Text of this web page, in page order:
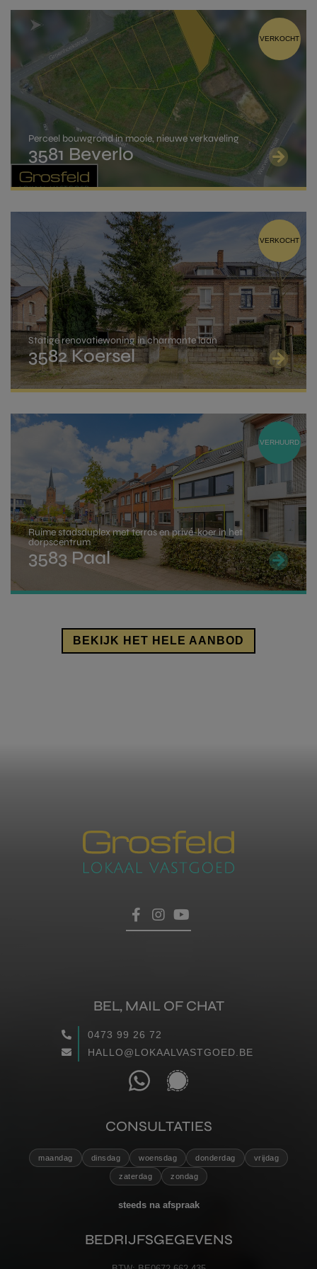
VERZENDEN
woning of een bouwgrond in volle eigendom
OF je verbindt je ertoe om deze binnen de 2
jaar te verkopen,
je neemt binnen de 3 jaar na de akte je
inschrijving in het bevolkingsregister op het
adres van de gekochte woning.
Als je voldoet aan deze voorwaarden kan je
aanspraak maken op een rechtenvermindering
indien de aankoopprijs van je woning niet hoger ligt
dan 220.000 Euro.
Een volledig overzicht kan je vinden op depagina
van de overheid
VERZENDEN
VERKOCHT
Perceel bouwgrond in mooie, nieuwe verkaveling
3581 Beverlo
VERKOCHT
Statige renovatiewoning in charmante laan
3582 Koersel
VERHUURD
Ruime stadsduplex met terras en privé-koer in het
dorpscentrum
3583 Paal
BEKIJK HET HELE AANBOD
BEL, MAIL OF CHAT
0473 99 26 72
HALLO@LOKAALVASTGOED.BE
CONSULTATIES
maandag dinsdag woensdag donderdag vrijdag
zaterdag zondag
steeds na afspraak
BEDRIJFSGEGEVENS